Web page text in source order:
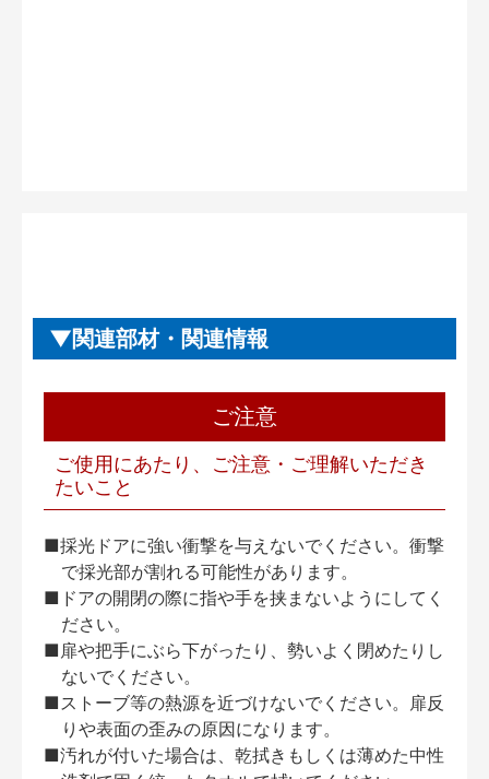
関連部材・関連情報
ご注意
ご使用にあたり、ご注意・ご理解いただき
たいこと
■採光ドアに強い衝撃を与えないでください。衝撃
で採光部が割れる可能性があります。
■ドアの開閉の際に指や手を挟まないようにしてく
ださい。
■扉や把手にぶら下がったり、勢いよく閉めたりし
ないでください。
■ストーブ等の熱源を近づけないでください。扉反
りや表面の歪みの原因になります。
■汚れが付いた場合は、乾拭きもしくは薄めた中性